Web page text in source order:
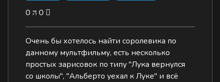
0 0
Очень бы хотелось найти соролевика по
данному мультфильму, есть несколько
простых зарисовок по типу "Лука вернулся
со школы", "Альберто уехал к Луке" и всё